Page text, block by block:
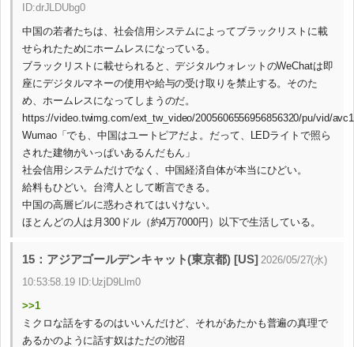
ID:drJLDUbg0
中国の若者たちは、社会信用システムによってブラックリストに載
せられたためにホームレスになっている。
ブラックリストに載せられると、デジタルウォレットのWeChatは即
座にデジタルマネーの使用や給与の受け取りを禁止する。そのた
め、ホームレスになってしまうのだ。
https://video.twimg.com/ext_tw_video/2005606556956856320/pu/vid/
Wumao「でも、中国はユートピアだよ。だって、LEDライトで照ら
された建物がいっぱいあるんだもん」
社会信用システムだけでなく、中国経済自体が本当にひどい。
給料もひどい。台湾人として断言できる。
中国の高層ビルに惑わされてはいけない。
ほとんどの人は月300ドル（約4万7000円）以下で生活している。
15：アジアゴールデンキャット(東京都) [US] 2026/05/27(水)
10:53:58.19 ID:UzjD9Llm0
>>1
ミクロな話をするのはいいんだけど、それがあたかも普遍の真理で
あるかのように話す奴はただの池沼